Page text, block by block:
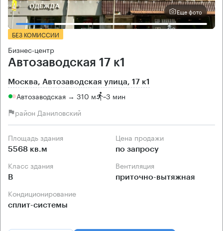
Еще фото
БЕЗ КОМИССИИ
Бизнес-центр
Автозаводская 17 к1
Москва, Автозаводская улица, 17 к1
Автозаводская → 310 м ~3 мин
район Даниловский
Площадь здания
5568 кв.м
Цена продажи
по запросу
Класс здания
B
Вентиляция
приточно-вытяжная
Кондиционирование
сплит-системы